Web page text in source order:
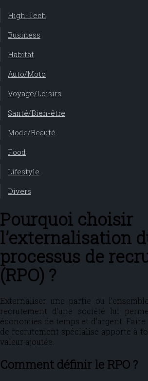
High-Tech
Business
Habitat
Auto/Moto
Voyage/Loisirs
Santé/Bien-être
Mode/Beauté
Food
Lifestyle
Divers
Pourquoi choisir
l’externalisation
processus de
(RPO) ?
Externaliser une partie ou
recrutement d’une société lui
économies de temps et d’argent.
de recrutement spécialisé apporte à
valeur ajoutée.
Comment définir le RPO ?